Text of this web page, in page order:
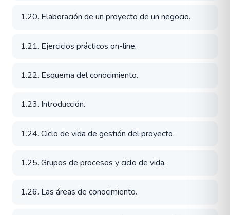
1.20. Elaboración de un proyecto de un negocio.
1.21. Ejercicios prácticos on-line.
1.22. Esquema del conocimiento.
1.23. Introducción.
1.24. Ciclo de vida de gestión del proyecto.
1.25. Grupos de procesos y ciclo de vida.
1.26. Las áreas de conocimiento.